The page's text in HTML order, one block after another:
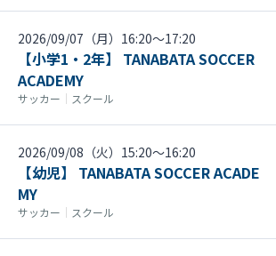
2026/09/07（月）16:20〜17:20
【小学1・2年】 TANABATA SOCCER
ACADEMY
サッカー ｜ スクール
2026/09/08（火）15:20〜16:20
【幼児】 TANABATA SOCCER ACADE
MY
サッカー ｜ スクール